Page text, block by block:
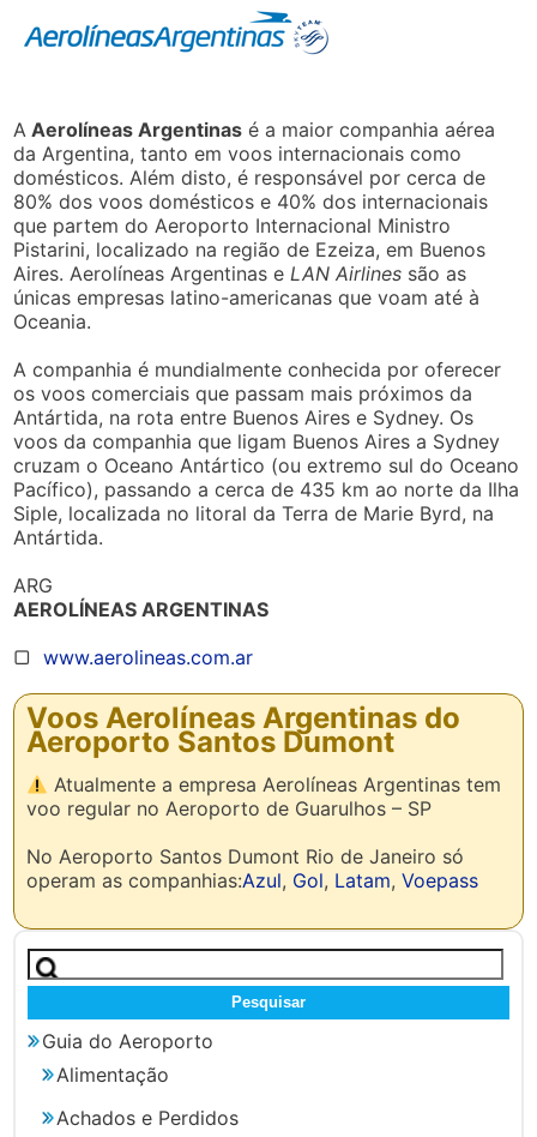
A Aerolíneas Argentinas é a maior companhia aérea
da Argentina, tanto em voos internacionais como
domésticos. Além disto, é responsável por cerca de
80% dos voos domésticos e 40% dos internacionais
que partem do Aeroporto Internacional Ministro
Pistarini, localizado na região de Ezeiza, em Buenos
Aires. Aerolíneas Argentinas eLAN Airlines são as
únicas empresas latino-americanas que voam até à
Oceania.
A companhia é mundialmente conhecida por oferecer
os voos comerciais que passam mais próximos da
Antártida, na rota entre Buenos Aires e Sydney. Os
voos da companhia que ligam Buenos Aires a Sydney
cruzam o Oceano Antártico (ou extremo sul do Oceano
Pacífico), passando a cerca de 435 km ao norte da Ilha
Siple, localizada no litoral da Terra de Marie Byrd, na
Antártida.
ARG
AEROLÍNEAS ARGENTINAS
▢www.aerolineas.com.ar
Voos Aerolíneas Argentinas do
Aeroporto Santos Dumont
Atualmente a empresa Aerolíneas Argentinas tem
voo regular no Aeroporto de Guarulhos – SP
No Aeroporto Santos Dumont Rio de Janeiro só
operam as companhias:Azul, Gol, Latam,Voepass
Pesquisar
por:
Guia do Aeroporto
Alimentação
Achados e Perdidos